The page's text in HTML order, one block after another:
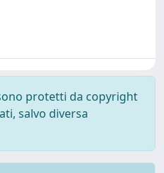
protetti da copyright
salvo diversa